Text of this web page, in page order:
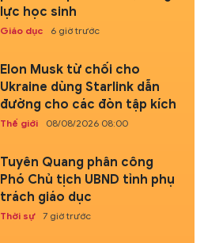
lực học sinh
Giáo dục 6 giờ trước
Elon Musk từ chối cho
Ukraine dùng Starlink dẫn
đường cho các đòn tập kích
Thế giới 08/08/2026 08:00
Tuyên Quang phân công
Phó Chủ tịch UBND tỉnh phụ
trách giáo dục
Thời sự 7 giờ trước